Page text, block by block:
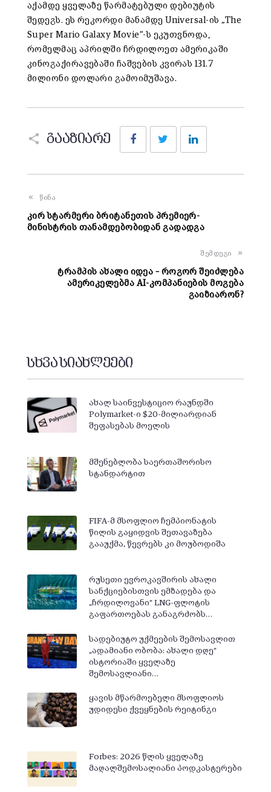
აქამდე ყველაზე წარმატებული დებიუტის
შედეგს. ეს რეკორდი მანამდე Universal-ის „The
Super Mario Galaxy Movie“-ს ეკუთვნოდა,
რომელმაც აპრილში ჩრდილოეთ ამერიკაში
კინოგაქირავებაში ჩაშვების კვირას 131.7
მილიონი დოლარი გამოიმუშავა.
გააზიარე
FacebookTwitter
წინა
კირ სტარმერი ბრიტანეთის პრემიერ-
მინისტრის თანამდებობიდან გადადგა
შემდეგი
ტრამპის ახალი იდეა – როგორ შეიძლება
ამერიკელებმა AI-კომპანიების მოგება
გაიზიარონ?
სხვა სიახლეები
ახალ საინვესტიციო რაუნდში
Polymarket-ი $20-მილიარდიან
შეფასებას მოელის
მშენებლობა საერთაშორისო
სტანდარტით
FIFA-მ მსოფლიო ჩემპიონატის
წილის გაყიდვის შეთავაზება
გააუქმა, წევრებს კი მოუბოდიშა
რუსეთი ევროკავშირის ახალი
სანქციებისთვის ემზადება და
„ჩრდილოვანი“ LNG-ფლოტის
გაფართოებას განაგრძობს…
სადებიუტო უქმეების შემოსავლით
„ადამიანი ობობა: ახალი დღე“
ისტორიაში ყველაზე
შემოსავლიანი…
ყავის მწარმოებელი მსოფლიოს
უდიდესი ქვეყნების რეიტინგი
Forbes: 2026 წლის ყველაზე
მაღალშემოსალიანი პოდკასტერები